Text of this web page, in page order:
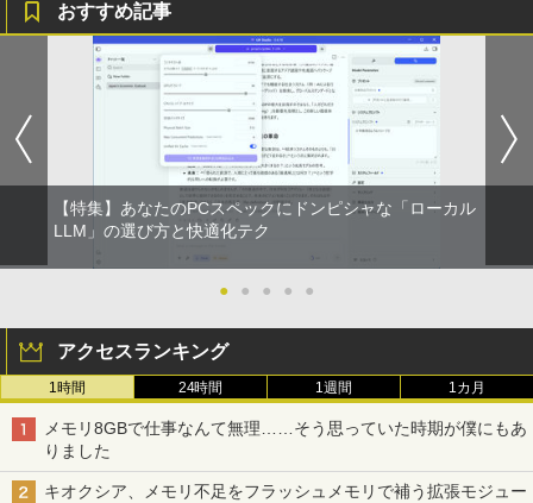
ポイント10倍 中古パソコン デスクトッ
プパソコン Windows 11【Office付】
【Windows 11 Pro 64Bit搭載】DELL O
ptiplexシリーズ Core i5搭載/4G/新品SS
D 120GB/DVD-ROM/送料無料【オプショ
ン色々有】
￥24,800
【エントリーでポイント100％還元のチ
ore i3 10110U 16GB DDR4 64GBまで増
設 512GB SSD M.2 2242 最大8TB Wind
ows11 Pro mini pc 4.1GHz WIFI6 BT5.
2 小型PC VESA対応 ミニパソコン 2画面
ップPC
￥66,248
Aランクパーティを離脱した俺は、元教
え子たちと迷宮深部を目指す。（13）
【電子書籍】[ ユーリ ]
￥792
異世界ウォーキング（14） 【電子書籍】
￥792
3
【漫画全巻セット】【中古】遊戯王［文
庫版］ ＜1〜22巻完結＞ 高橋和希
おすすめ記事
【特集】あなたのPCスペックにドンピシャな「ローカル
LLM」の選び方と快適化テク
● ● ● ● ●
アクセスランキング
1時間 24時間 1週間 1カ月
メモリ8GBで仕事なんて無理……そう思っていた時期が僕にもあ
りました
キオクシア、メモリ不足をフラッシュメモリで補う拡張モジュー